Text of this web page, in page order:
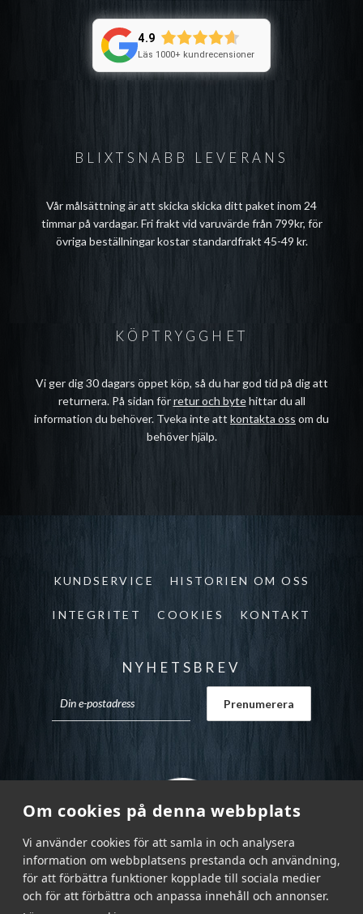
Om cookies på denna webbplats
Vi använder cookies för att samla in och analysera
information om webbplatsens prestanda och användning,
för att förbättra funktioner kopplade till sociala medier
och för att förbättra och anpassa innehåll och annonser.
BLIXTSNABB LEVERANS
Vår målsättning är att skicka skicka ditt paket inom 24
timmar på vardagar. Fri frakt vid varuvärde från 799kr, för
övriga beställningar kostar standardfrakt 45-49 kr.
4.9
Läs 1000+ kundrecensioner
KÖPTRYGGHET
Vi ger dig 30 dagars öppet köp, så du har god tid på dig att
returnera. På sidan förretur och bytehittar du all
information du behöver. Tveka inte att kontakta oss om du
behöver hjälp.
KUNDSERVICE HISTORIEN OM OSS
INTEGRITET COOKIES KONTAKT
NYHETSBREV